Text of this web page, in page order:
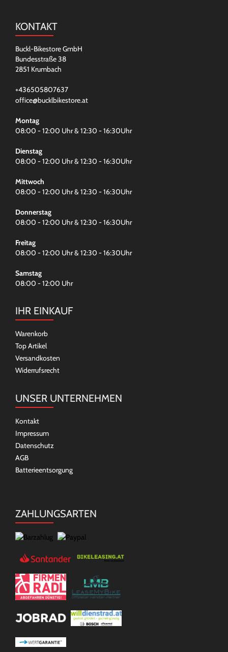
KONTAKT
Buckl-Bikestore GmbH
Bundesstraße 38
2851 Krumbach
+436505807637
office@bucklbikestore.at
Montag
08:00 - 12:00 Uhr & 12:30 - 16:30Uhr
Dienstag
08:00 - 12:00 Uhr & 12:30 - 16:30Uhr
Mittwoch
08:00 - 12:00 Uhr & 12:30 - 16:30Uhr
Donnerstag
08:00 - 12:00 Uhr & 12:30 - 16:30Uhr
Freitag
08:00 - 12:00 Uhr & 12:30 - 16:30Uhr
Samstag
08:00 - 12:00 Uhr
IHR EINKAUF
Warenkorb
Top Artikel
Versandkosten
Widerrufsrecht
UNSER UNTERNEHMEN
Kontakt
Impressum
Datenschutz
AGB
Batterieentsorgung
ZAHLUNGSARTEN